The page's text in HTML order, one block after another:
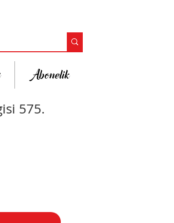
Abonelik
575.